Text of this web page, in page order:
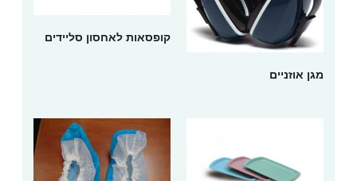
מגן אוזניים
קופסאות לאחסון סליידים